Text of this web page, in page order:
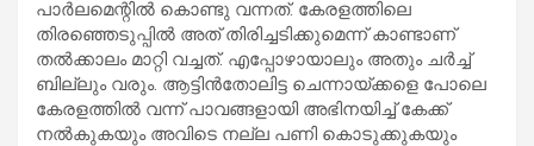
പാര്‍ലമെന്റില്‍ കൊണ്ടു വന്നത്. കേരളത്തിലെ
തിരഞ്ഞെടുപ്പില്‍ അത് തിരിച്ചടിക്കുമെന്ന് കാണ്ടാണ്
തല്‍ക്കാലം മാറ്റി വച്ചത്. എപ്പോഴായാലും അതും ചര്‍ച്ച്
ബില്ലും വരും. ആട്ടിന്‍തോലിട്ട ചെന്നായ്ക്കളെ പോലെ
കേരളത്തില്‍ വന്ന് പാവങ്ങളായി അഭിനയിച്ച് കേക്ക്
നല്‍കുകയും അവിടെ നല്ല പണി കൊടുക്കുകയും